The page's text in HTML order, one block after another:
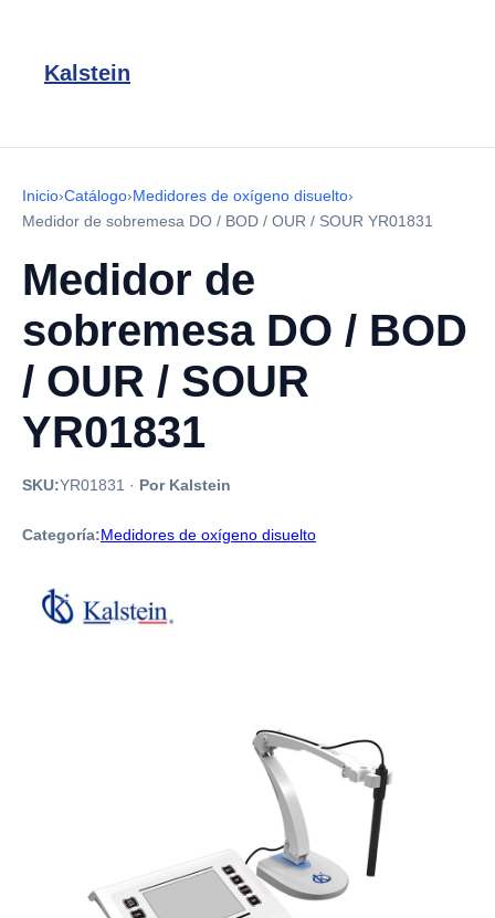
Kalstein
Inicio›Catálogo›Medidores de oxígeno disuelto›
Medidor de sobremesa DO / BOD / OUR / SOUR YR01831
Medidor de
sobremesa DO / BOD
/ OUR / SOUR
YR01831
SKU:YR01831 · Por Kalstein
Categoría:Medidores de oxígeno disuelto